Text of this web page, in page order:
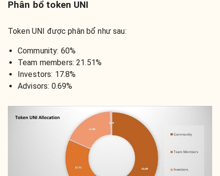
Phân bổ token UNI
Token UNI được phân bổ như sau:
Community: 60%
Team members: 21.51%
Investors: 17.8%
Advisors: 0.69%